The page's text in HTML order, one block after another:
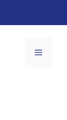
Menü